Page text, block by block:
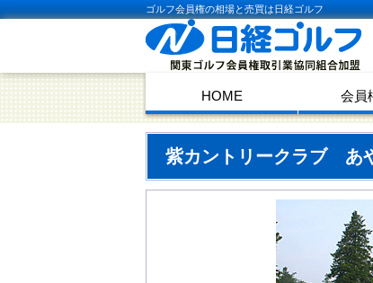
ゴルフ会員権の相場と売買は日経ゴルフ
HOME 会員
紫カントリークラブ あ